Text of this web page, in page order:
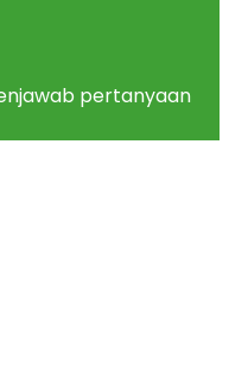
pertanyaan